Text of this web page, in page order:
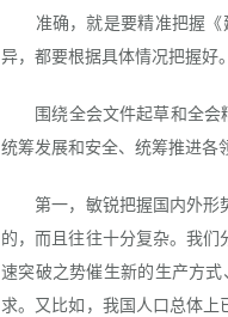
准确，就是要精准把握《
异，都要根据具体情况把握好。
围绕全会文件起草和全会精
统筹发展和安全、统筹推进各
第一，敏锐把握国内外形势
的，而且往往十分复杂。我
速突破之势催生新的生产方
求。又比如，我国人口总体